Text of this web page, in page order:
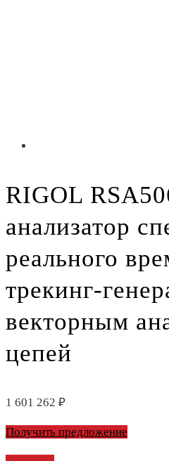
RIGOL
анализатор
реального
трекинг-
векторным
цепей
1 601 262 ₽
Получить предложение